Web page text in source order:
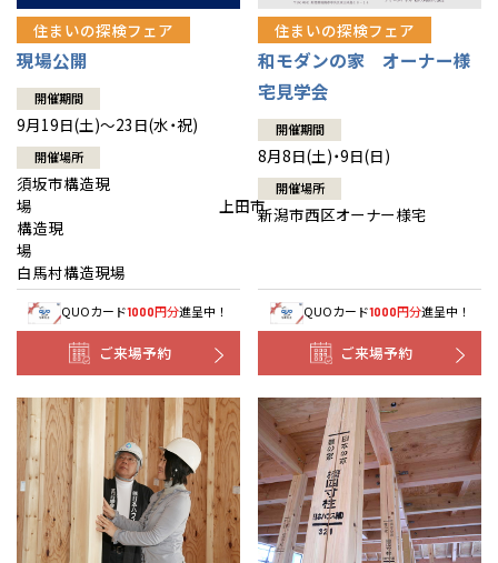
住まいの探検フェア
現場公開
開催期間
9月19日(土)～23日(水・祝)
開催場所
須坂市構造現
場 上田市
構造現
場
白馬村構造現場
QUOカード1000円分進呈中！
ご来場予約
住まいの探検フェア
和モダンの家 オーナー様
宅見学会
開催期間
8月8日(土)・9日(日)
開催場所
新潟市西区オーナー様宅
QUOカード1000円分進呈中！
ご来場予約